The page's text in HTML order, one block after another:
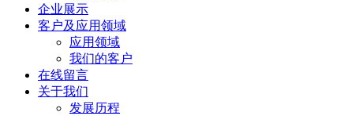
企业展示
客户及应用领域
应用领域
我们的客户
在线留言
关于我们
发展历程